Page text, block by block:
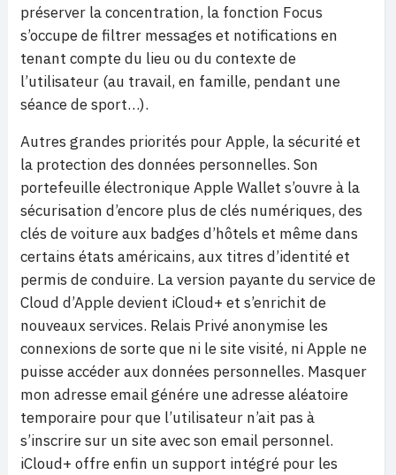
préserver la concentration, la fonction Focus
s’occupe de filtrer messages et notifications en
tenant compte du lieu ou du contexte de
l’utilisateur (au travail, en famille, pendant une
séance de sport…).
Autres grandes priorités pour Apple, la sécurité et
la protection des données personnelles. Son
portefeuille électronique Apple Wallet s’ouvre à la
sécurisation d’encore plus de clés numériques, des
clés de voiture aux badges d’hôtels et même dans
certains états américains, aux titres d’identité et
permis de conduire. La version payante du service de
Cloud d’Apple devient iCloud+ et s’enrichit de
nouveaux services. Relais Privé anonymise les
connexions de sorte que ni le site visité, ni Apple ne
puisse accéder aux données personnelles. Masquer
mon adresse email génére une adresse aléatoire
temporaire pour que l’utilisateur n’ait pas à
s’inscrire sur un site avec son email personnel.
iCloud+ offre enfin un support intégré pour les